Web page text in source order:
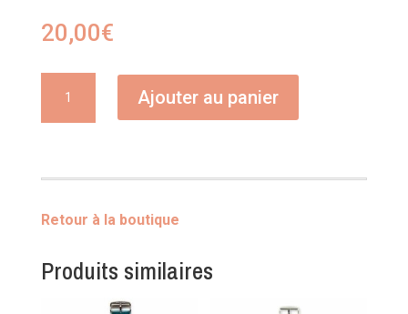
20,00€
Ajouter au panier
Retour à la boutique
Produits similaires